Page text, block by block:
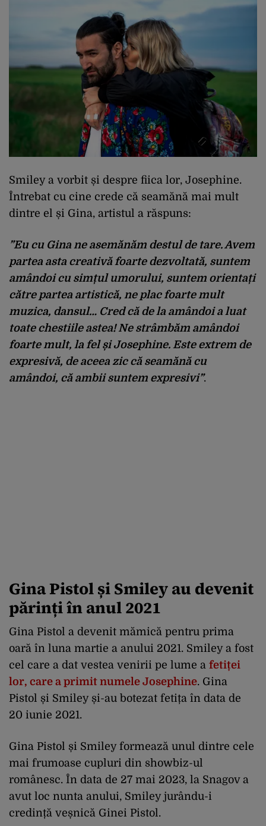
Smiley a vorbit și despre fiica lor, Josephine.
Întrebat cu cine crede că seamănă mai mult
dintre el și Gina, artistul a răspuns:
”Eu cu Gina ne asemănăm destul de tare. Avem
partea asta creativă foarte dezvoltată, suntem
amândoi cu simțul umorului, suntem orientați
către partea artistică, ne plac foarte mult
muzica, dansul… Cred că de la amândoi a luat
toate chestiile astea! Ne strâmbăm amândoi
foarte mult, la fel și Josephine. Este extrem de
expresivă, de aceea zic că seamănă cu
amândoi, că ambii suntem expresivi”.
Gina Pistol și Smiley au devenit
părinți în anul 2021
Gina Pistol a devenit mămică pentru prima
oară în luna martie a anului 2021. Smiley a fost
cel care a dat vestea venirii pe lume a fetiței
lor, care a primit numele Josephine. Gina
Pistol și Smiley și-au botezat fetița în data de
20 iunie 2021.
Gina Pistol și Smiley formează unul dintre cele
mai frumoase cupluri din showbiz-ul
românesc. În data de 27 mai 2023, la Snagov a
avut loc nunta anului, Smiley jurându-i
credință veșnică Ginei Pistol.